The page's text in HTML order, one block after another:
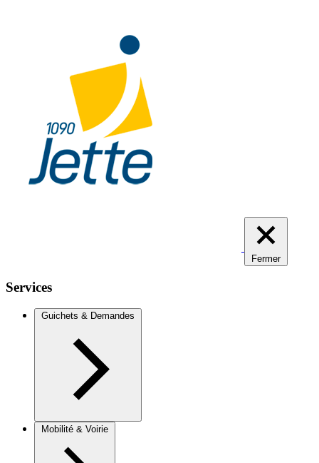
Fermer
Services
Guichets & Demandes
Mobilité & Voirie